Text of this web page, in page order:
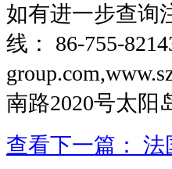
如有进一步查询
线： 86-755-
南路2020号太阳
查看下一篇： 法